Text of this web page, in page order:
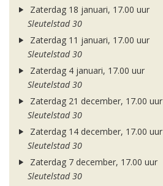
Zaterdag 18 januari, 17.00 uur
Sleutelstad 30
Zaterdag 11 januari, 17.00 uur
Sleutelstad 30
Zaterdag 4 januari, 17.00 uur
Sleutelstad 30
Zaterdag 21 december, 17.00 uur
Sleutelstad 30
Zaterdag 14 december, 17.00 uur
Sleutelstad 30
Zaterdag 7 december, 17.00 uur
Sleutelstad 30